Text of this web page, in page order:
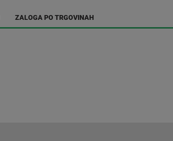
ZALOGA PO TRGOVINAH